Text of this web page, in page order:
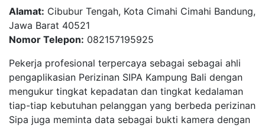
Alamat: Cibubur Tengah, Kota Cimahi Cimahi Bandung,
Jawa Barat 40521
Nomor Telepon: 082157195925
Pekerja profesional terpercaya sebagai sebagai ahli
pengaplikasian Perizinan SIPA Kampung Bali dengan
mengukur tingkat kepadatan dan tingkat kedalaman
tiap-tiap kebutuhan pelanggan yang berbeda perizinan
Sipa juga meminta data sebagai bukti kamera dengan